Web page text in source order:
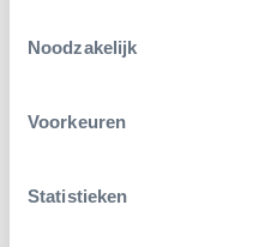
Noodzakelijk
Voorkeuren
Statistieken